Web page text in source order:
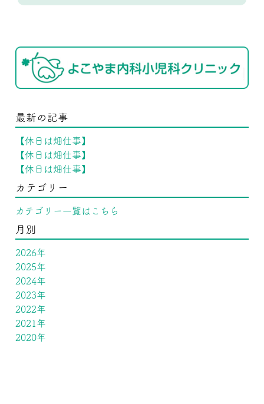
最新の記事
【休日は畑仕事】
【休日は畑仕事】
【休日は畑仕事】
カテゴリー
カテゴリー一覧はこちら
月別
2026年
2025年
2024年
2023年
2022年
2021年
2020年